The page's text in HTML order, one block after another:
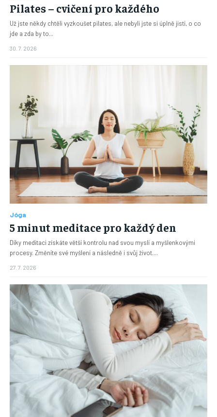
Pilates – cvičení pro každého
Už jste někdy chtěli vyzkoušet pilates, ale nebyli jste si úplně jistí, o co
jde a zda by to...
30. 7. 2026
Jóga
5 minut meditace pro každý den
Díky meditaci získáte větší kontrolu nad svou myslí a myšlenkovými
procesy. Změníte své myšlení a následně i svůj život....
27. 7. 2026